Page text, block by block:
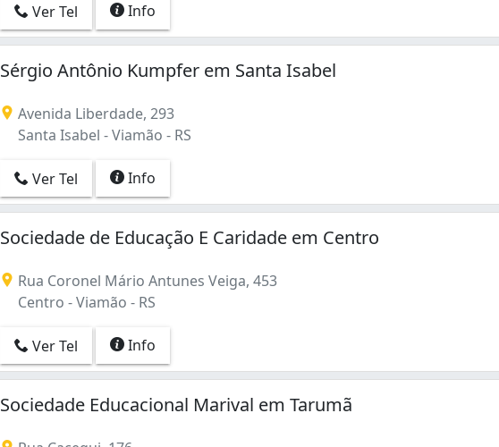
Ver Tel Info
Sérgio Antônio Kumpfer em Santa Isabel
Avenida Liberdade, 293
Santa Isabel - Viamão - RS
Ver Tel Info
Sociedade de Educação E Caridade em Centro
Rua Coronel Mário Antunes Veiga, 453
Centro - Viamão - RS
Ver Tel Info
Sociedade Educacional Marival em Tarumã